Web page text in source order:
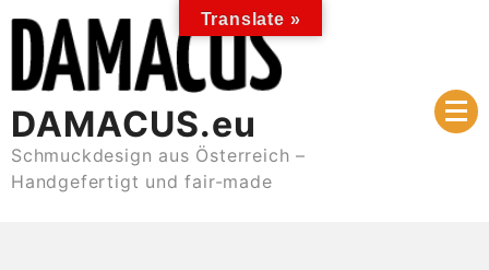
content
DAMACUS.eu
Schmuckdesign aus Österreich –
Handgefertigt und fair-made
Translate »